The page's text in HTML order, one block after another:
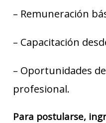
– Remuneración
– Capacitación
– Oportunidades
profesional.
Para postularse,